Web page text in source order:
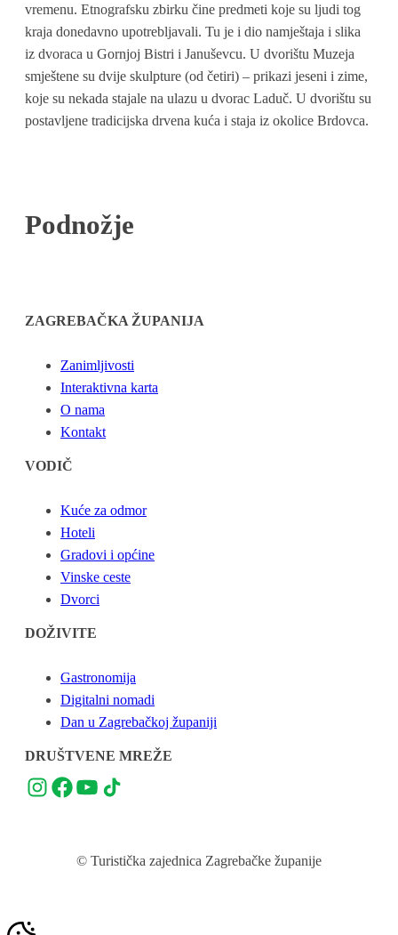
vremenu. Etnografsku zbirku čine predmeti koje su ljudi tog
kraja donedavno upotrebljavali. Tu je i dio namještaja i slika
iz dvoraca u Gornjoj Bistri i Januševcu. U dvorištu Muzeja
smještene su dvije skulpture (od četiri) – prikazi jeseni i zime,
koje su nekada stajale na ulazu u dvorac Laduč. U dvorištu su
postavljene tradicijska drvena kuća i staja iz okolice Brdovca.
Podnožje
ZAGREBAČKA ŽUPANIJA
Zanimljivosti
Interaktivna karta
O nama
Kontakt
VODIČ
Kuće za odmor
Hoteli
Gradovi i općine
Vinske ceste
Dvorci
DOŽIVITE
Gastronomija
Digitalni nomadi
Dan u Zagrebačkoj županiji
DRUŠTVENE MREŽE
© Turistička zajednica Zagrebačke županije